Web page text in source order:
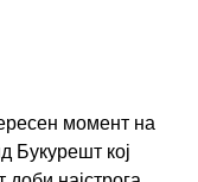
момент на
Букурешт кој